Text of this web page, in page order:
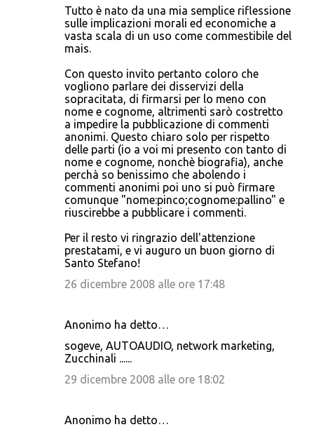
Tutto è nato da una mia semplice riflessione
sulle implicazioni morali ed economiche a
vasta scala di un uso come commestibile del
mais.
Con questo invito pertanto coloro che
vogliono parlare dei disservizi della
sopracitata, di firmarsi per lo meno con
nome e cognome, altrimenti sarò costretto
a impedire la pubblicazione di commenti
anonimi. Questo chiaro solo per rispetto
delle parti (io a voi mi presento con tanto di
nome e cognome, nonchè biografia), anche
perchà so benissimo che abolendo i
commenti anonimi poi uno si può firmare
comunque "nome:pinco;cognome:pallino" e
riuscirebbe a pubblicare i commenti.
Per il resto vi ringrazio dell'attenzione
prestatami, e vi auguro un buon giorno di
Santo Stefano!
26 dicembre 2008 alle ore 17:48
Anonimo ha detto…
sogeve, AUTOAUDIO, network marketing,
Zucchinali ......
29 dicembre 2008 alle ore 18:02
Anonimo ha detto…